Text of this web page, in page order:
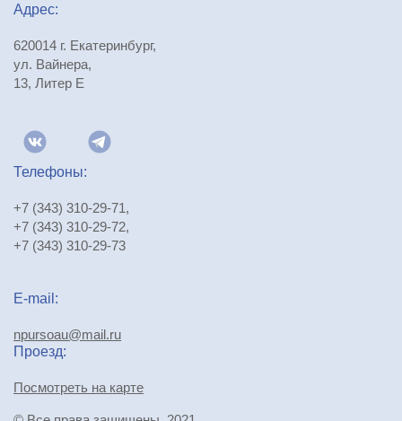
Адрес:
620014 г. Екатеринбург,
ул. Вайнера,
13, Литер Е
Телефоны:
+7 (343) 310-29-71,
+7 (343) 310-29-72,
+7 (343) 310-29-73
E-mail:
npursoau@mail.ru
Проезд:
Посмотреть на карте